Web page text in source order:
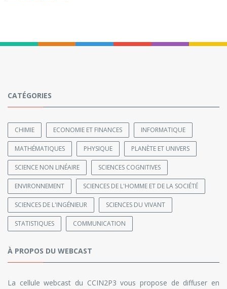
CATÉGORIES
CHIMIE ECONOMIE ET FINANCES INFORMATIQUE
MATHÉMATIQUES PHYSIQUE PLANÈTE ET UNIVERS
SCIENCE NON LINÉAIRE SCIENCES COGNITIVES
ENVIRONNEMENT SCIENCES DE L'HOMME ET DE LA SOCIÉTÉ
SCIENCES DE L'INGÉNIEUR SCIENCES DU VIVANT
STATISTIQUES COMMUNICATION
À PROPOS DU WEBCAST
La cellule webcast du CCIN2P3 vous propose de diffuser en